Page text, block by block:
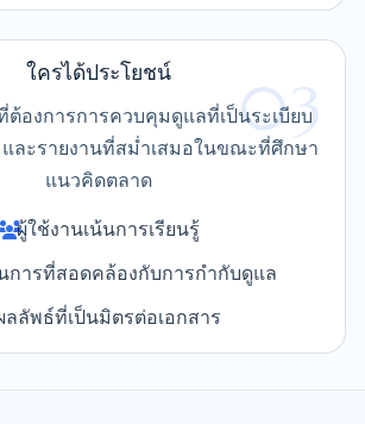
03
ใครได้ประโยชน์
องการการควบคุมดูแลที่เป็นระเบียบ
และรายงานที่สม่ำเสมอในขณะที่ศึกษา
แนวคิดตลาด
ผู้ใช้งานเน้นการเรียนรู้
การที่สอดคล้องกับการกำกับดูแล
ลลัพธ์ที่เป็นมิตรต่อเอกสาร